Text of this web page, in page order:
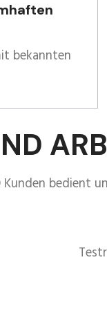
bekannten
bedient